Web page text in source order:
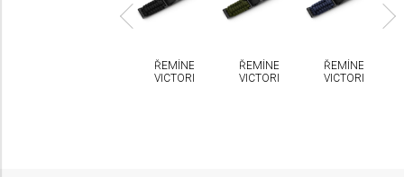
ŘEMÍNEK
VICTORINOX
ŘEMÍNEK
VICTORINOX
ŘEMÍNEK
VICTORINOX